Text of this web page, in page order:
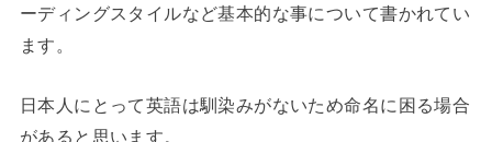
ーディングスタイルなど基本的な事について書かれてい
ます。
日本人にとって英語は馴染みがないため命名に困る場合
があると思います。